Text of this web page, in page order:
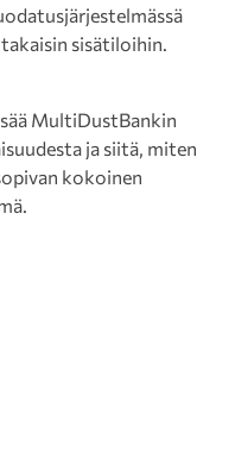
sisätiloihin.
MultiDustBankin
ja siitä, miten
kokoinen